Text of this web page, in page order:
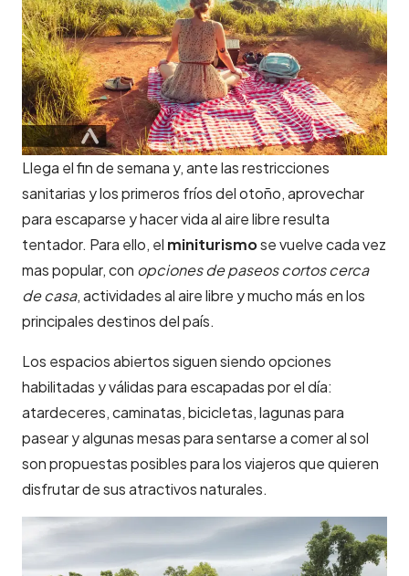
Llega el fin de semana y, ante las restricciones
sanitarias y los primeros fríos del otoño, aprovechar
para escaparse y hacer vida al aire libre resulta
tentador. Para ello, el miniturismose vuelve cada vez
mas popular, con opciones de paseos cortos cerca
de casa, actividades al aire libre y mucho más en los
principales destinos del país.
Los espacios abiertos siguen siendo opciones
habilitadas y válidas para escapadas por el día:
atardeceres, caminatas, bicicletas, lagunas para
pasear y algunas mesas para sentarse a comer al sol
son propuestas posibles para los viajeros que quieren
disfrutar de sus atractivos naturales.